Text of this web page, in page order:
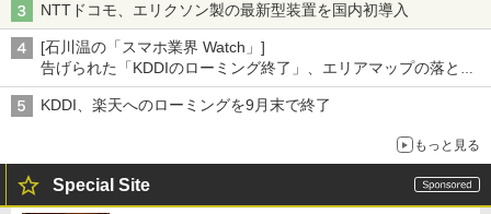
NTTドコモ、エリクソン製の最新型装置を国内初導入
[石川温の「スマホ業界 Watch」]
告げられた「KDDIのローミング終了」、エリアマップの落とし
穴と楽天モバイルの課題
KDDI、楽天へのローミングを9月末で終了
もっと見る
Special Site